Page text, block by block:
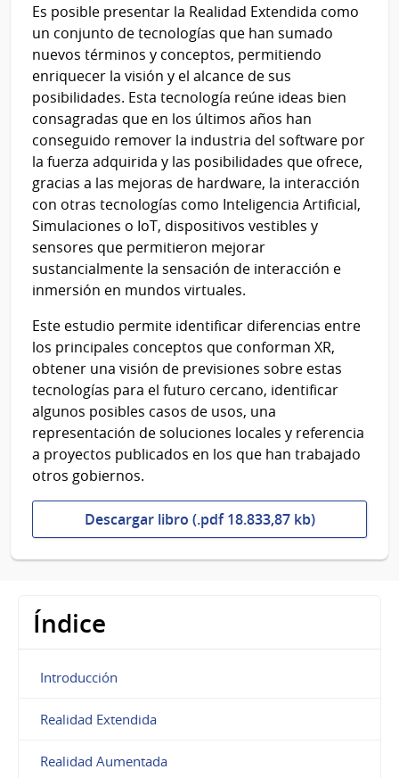
Es posible presentar la Realidad Extendida como
un conjunto de tecnologías que han sumado
nuevos términos y conceptos, permitiendo
enriquecer la visión y el alcance de sus
posibilidades. Esta tecnología reúne ideas bien
consagradas que en los últimos años han
conseguido remover la industria del software por
la fuerza adquirida y las posibilidades que ofrece,
gracias a las mejoras de hardware, la interacción
con otras tecnologías como Inteligencia Artificial,
Simulaciones o IoT, dispositivos vestibles y
sensores que permitieron mejorar
sustancialmente la sensación de interacción e
inmersión en mundos virtuales.
Este estudio permite identificar diferencias entre
los principales conceptos que conforman XR,
obtener una visión de previsiones sobre estas
tecnologías para el futuro cercano, identificar
algunos posibles casos de usos, una
representación de soluciones locales y referencia
a proyectos publicados en los que han trabajado
otros gobiernos.
Descargar libro (.pdf 18.833,87 kb)
Índice
Introducción
Realidad Extendida
Realidad Aumentada